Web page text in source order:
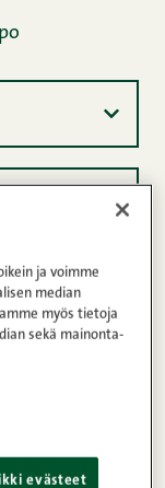
ja voimme
median
myös tietoja
sekä mainonta-
evästeet